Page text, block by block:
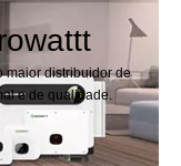
maior distribuidor de
e de qualidade.